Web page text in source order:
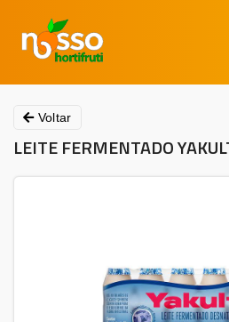
Voltar
LEITE FERMENTADO